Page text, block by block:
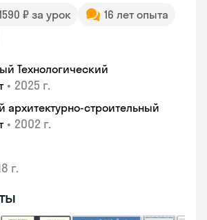
₽ за урок
16 лет опыта
Технологический
• 2025 г.
архитектурно-строительный
• 2002 г.
г.